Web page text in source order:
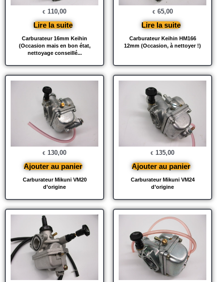
Carburateur 16mm Keihin
(Occasion mais en bon état,
nettoyage conseillé...
€ 110,00
Lire la suite
Carburateur Keihin HM166
12mm (Occasion, à nettoyer !)
€ 65,00
Lire la suite
Carburateur Mikuni VM20
d’origine
€ 130,00
Ajouter au panier
Carburateur Mikuni VM24
d’origine
€ 135,00
Ajouter au panier